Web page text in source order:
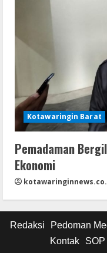
Kotawaringin Barat
Pemadaman
Ekonomi
Redaksi Pedoman
Kontak